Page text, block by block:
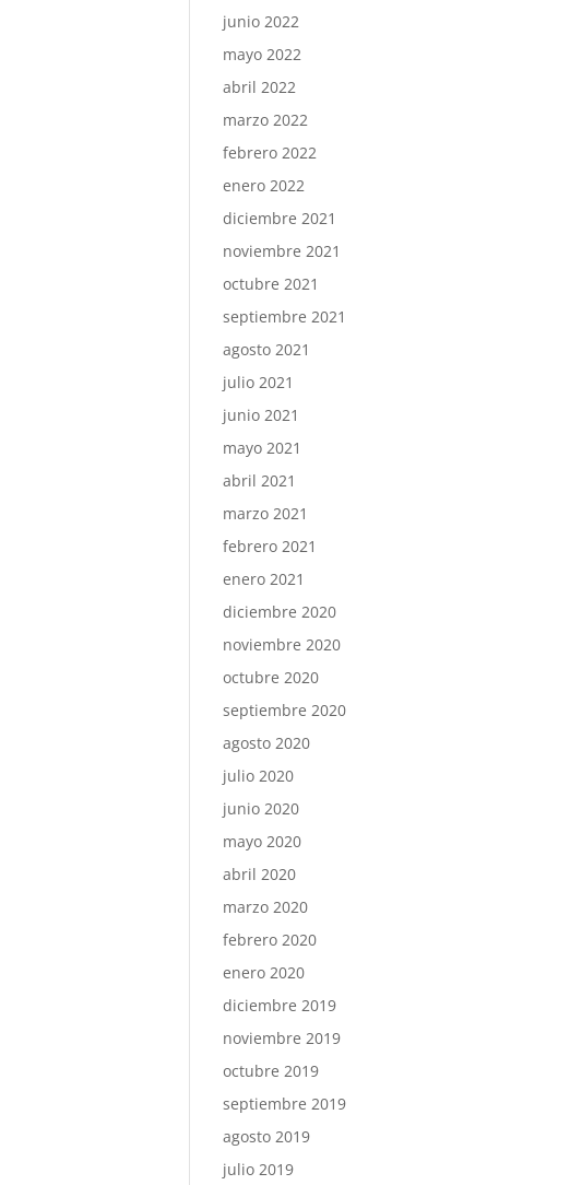
junio 2022
mayo 2022
abril 2022
marzo 2022
febrero 2022
enero 2022
diciembre 2021
noviembre 2021
octubre 2021
septiembre 2021
agosto 2021
julio 2021
junio 2021
mayo 2021
abril 2021
marzo 2021
febrero 2021
enero 2021
diciembre 2020
noviembre 2020
octubre 2020
septiembre 2020
agosto 2020
julio 2020
junio 2020
mayo 2020
abril 2020
marzo 2020
febrero 2020
enero 2020
diciembre 2019
noviembre 2019
octubre 2019
septiembre 2019
agosto 2019
julio 2019